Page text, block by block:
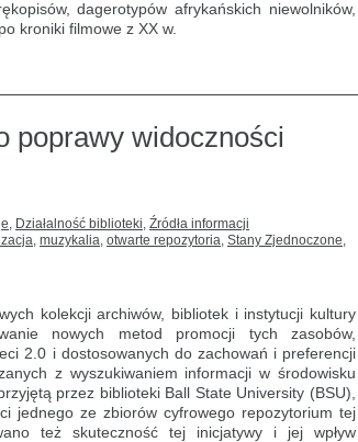
dagerotypów afrykańskich niewolników,
kroniki filmowe z XX w.
poprawy widoczności
, Działalność biblioteki, Źródła informacji
, muzykalia, otwarte repozytoria, Stany Zjednoczone,
kolekcji archiwów, bibliotek i instytucji kultury
nowych metod promocji tych zasobów,
2.0 i dostosowanych do zachowań i preferencji
z wyszukiwaniem informacji w środowisku
przez biblioteki Ball State University (BSU),
jednego ze zbiorów cyfrowego repozytorium tej
też skuteczność tej inicjatywy i jej wpływ